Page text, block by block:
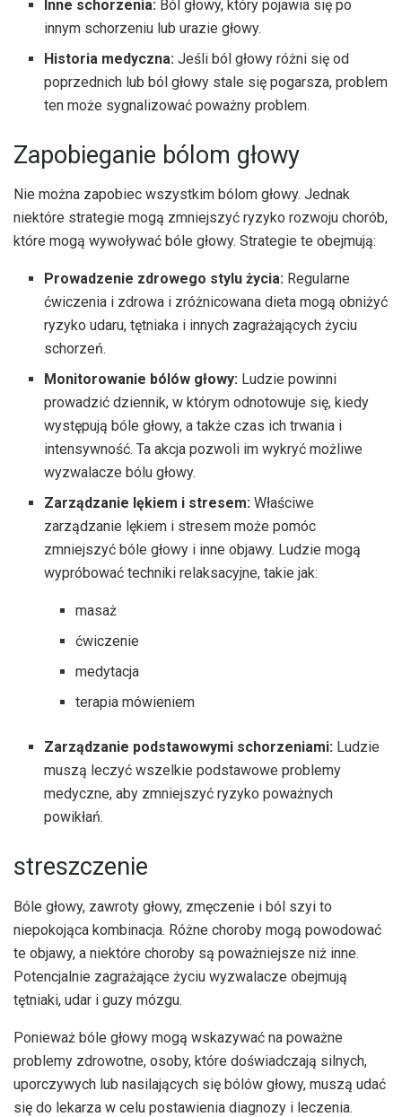
Inne schorzenia: Ból głowy, który pojawia się po
innym schorzeniu lub urazie głowy.
Historia medyczna: Jeśli ból głowy różni się od
poprzednich lub ból głowy stale się pogarsza, problem
ten może sygnalizować poważny problem.
Zapobieganie bólom głowy
Nie można zapobiec wszystkim bólom głowy. Jednak
niektóre strategie mogą zmniejszyć ryzyko rozwoju chorób,
które mogą wywoływać bóle głowy. Strategie te obejmują:
Prowadzenie zdrowego stylu życia: Regularne
ćwiczenia i zdrowa i zróżnicowana dieta mogą obniżyć
ryzyko udaru, tętniaka i innych zagrażających życiu
schorzeń.
Monitorowanie bólów głowy: Ludzie powinni
prowadzić dziennik, w którym odnotowuje się, kiedy
występują bóle głowy, a także czas ich trwania i
intensywność. Ta akcja pozwoli im wykryć możliwe
wyzwalacze bólu głowy.
Zarządzanie lękiem i stresem: Właściwe
zarządzanie lękiem i stresem może pomóc
zmniejszyć bóle głowy i inne objawy. Ludzie mogą
wypróbować techniki relaksacyjne, takie jak:
masaż
ćwiczenie
medytacja
terapia mówieniem
Zarządzanie podstawowymi schorzeniami: Ludzie
muszą leczyć wszelkie podstawowe problemy
medyczne, aby zmniejszyć ryzyko poważnych
powikłań.
streszczenie
Bóle głowy, zawroty głowy, zmęczenie i ból szyi to
niepokojąca kombinacja. Różne choroby mogą powodować
te objawy, a niektóre choroby są poważniejsze niż inne.
Potencjalnie zagrażające życiu wyzwalacze obejmują
tętniaki, udar i guzy mózgu.
Ponieważ bóle głowy mogą wskazywać na poważne
problemy zdrowotne, osoby, które doświadczają silnych,
uporczywych lub nasilających się bólów głowy, muszą udać
się do lekarza w celu postawienia diagnozy i leczenia.